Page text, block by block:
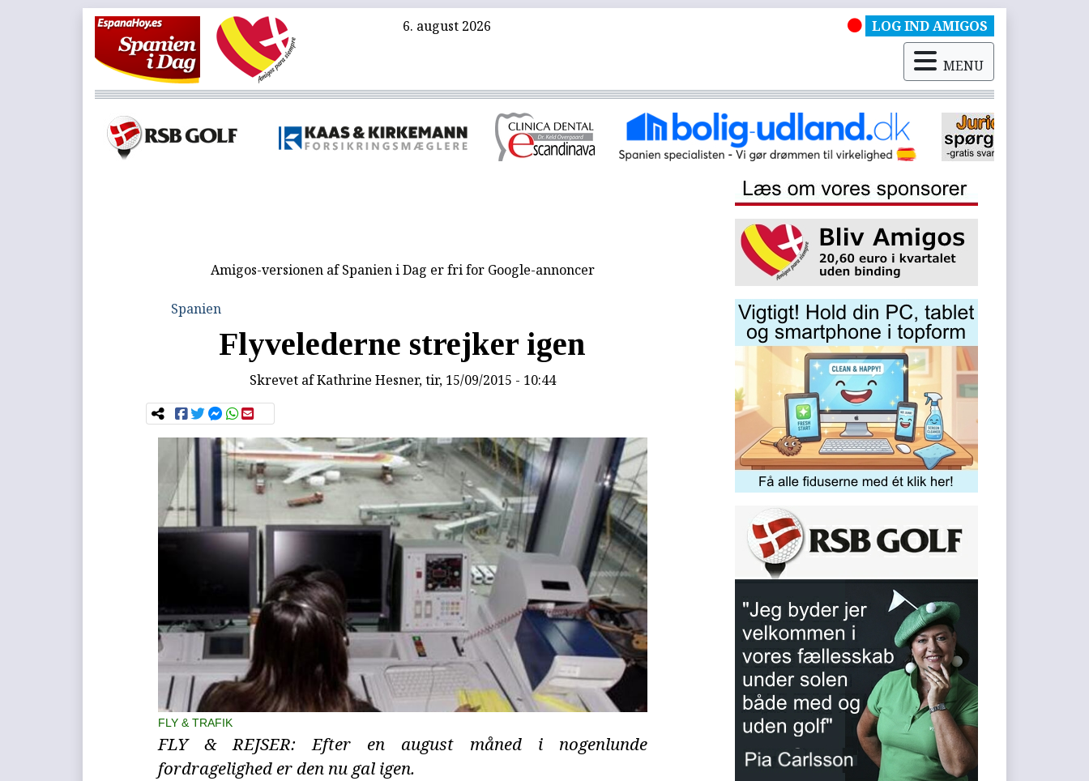
6. august 2026 LOG IND AMIGOS
MENU
Amigos-versionen af Spanien i Dag er fri for Google-annoncer
Spanien
Flyvelederne strejker igen
Skrevet afKathrine Hesner, tir, 15/09/2015 - 10:44
FLY & TRAFIK
FLY & REJSER: Efter en august måned i nogenlunde
fordragelighed er den nu gal igen.